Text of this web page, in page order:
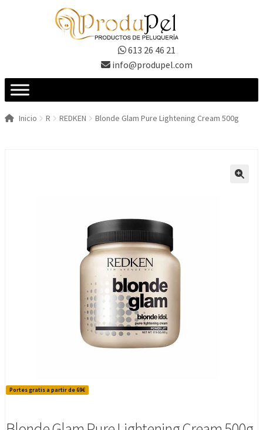
613 26 46 21
info@produpel.com
Inicio R REDKEN Blonde Glam Pure Lightening Cream 500g
Portes gratis a partir de 69€